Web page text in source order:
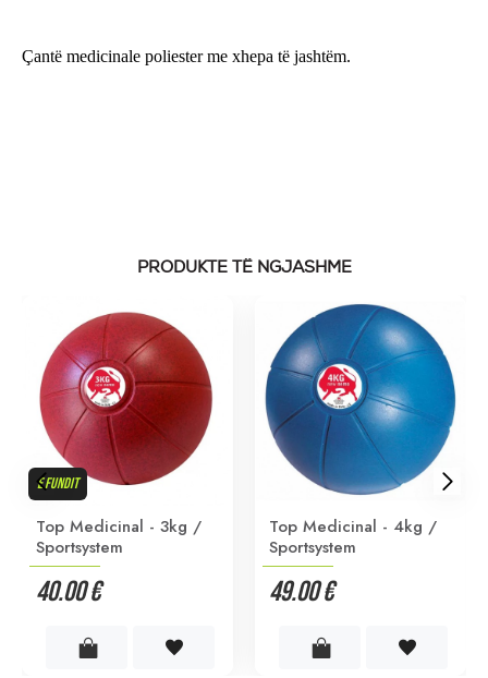
Çantë medicinale poliester me xhepa të jashtëm.
PRODUKTE TË NGJASHME
E FUNDIT
Top Medicinal - 3kg /
Sportsystem
40.00 €
Top Medicinal - 4kg /
Sportsystem
49.00 €